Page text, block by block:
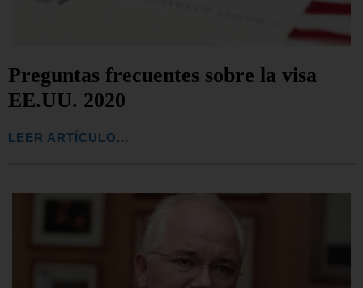
Preguntas frecuentes sobre la visa
EE.UU. 2020
LEER ARTÍCULO...